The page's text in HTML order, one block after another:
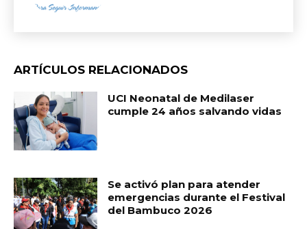
ARTÍCULOS RELACIONADOS
UCI Neonatal de Medilaser
cumple 24 años salvando vidas
Se activó plan para atender
emergencias durante el Festival
del Bambuco 2026